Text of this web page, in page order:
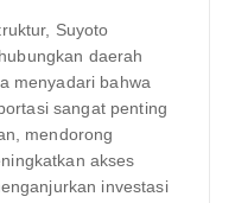
Suyoto
daerah
menyadari bahwa
sangat penting
mendorong
akses
investasi